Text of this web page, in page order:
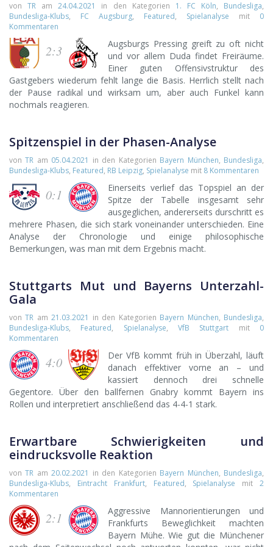
vonTR am24.04.2021 in den Kategorien 1. FC Köln, Bundesliga,
Bundesliga-Klubs, FC Augsburg, Featured, Spielanalyse mit 0
Kommentaren
2:3
Augsburgs Pressing greift zu oft nicht
und vor allem Duda findet Freiräume.
Einer guten Offensivstruktur des
Gastgebers wiederum fehlt lange die Basis. Herrlich stellt nach
der Pause radikal und wirksam um, aber auch Funkel kann
nochmals reagieren.
Spitzenspiel in der Phasen-Analyse
vonTR am 05.04.2021 in den Kategorien Bayern München, Bundesliga,
Bundesliga-Klubs, Featured, RB Leipzig, Spielanalyse mit 8 Kommentaren
0:1
Einerseits verlief das Topspiel an der
Spitze der Tabelle insgesamt sehr
ausgeglichen, andererseits durschritt es
mehrere Phasen, die sich stark voneinander unterschieden. Eine
Analyse der Chronologie und einige philosophische
Bemerkungen, was man mit dem Ergebnis macht.
Stuttgarts Mut und Bayerns Unterzahl-
Gala
vonTR am21.03.2021 in den Kategorien Bayern München, Bundesliga,
Bundesliga-Klubs, Featured, Spielanalyse,VfB Stuttgart mit 0
Kommentaren
4:0
Der VfB kommt früh in Überzahl, läuft
danach effektiver vorne an – und
kassiert dennoch drei schnelle
Gegentore. Über den ballfernen Gnabry kommt Bayern ins
Rollen und interpretiert anschließend das 4-4-1 stark.
Erwartbare Schwierigkeiten und
eindrucksvolle Reaktion
vonTR am20.02.2021 in den Kategorien Bayern München, Bundesliga,
Bundesliga-Klubs, Eintracht Frankfurt, Featured, Spielanalyse mit2
Kommentaren
2:1
Aggressive Mannorientierungen und
Frankfurts Beweglichkeit machten
Bayern Mühe. Wie gut die Münchener